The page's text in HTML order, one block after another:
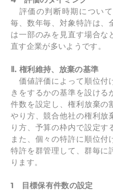
評価の判断時期につい
毎、数年毎、対象特許は、
は一部のみを見直す場合な
直す企業が多いようです。
Ⅱ. 権利維持、放棄の基準
価値評価によって順位付
きをするかの基準を設ける
件数を設定し、権利放棄の
やり方、競合他社の権利放
り方、予算の枠内で設定す
また、個々の特許に順位
特許を群管理して、群毎に
ります。
1 目標保有件数の設定